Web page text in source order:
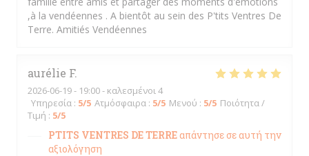
,à la vendéennes . A bientôt au sein des P'tits Ventres De
Terre. Amitiés Vendéennes
aurélie F
2026-06-19- 19:00 - καλεσμένοι 4
Υπηρεσία : 5/5 Ατμόσφαιρα : 5/5 Μενού : 5/5 Ποιότητα /
Τιμή : 5/5
PTITS VENTRES DE TERREαπάντησε σε αυτή την
αξιολόγηση